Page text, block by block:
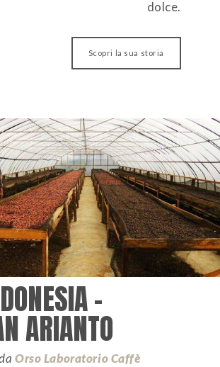
dolce.
Scopri la sua storia
–
ARIANTO
Orso Laboratorio Caffè